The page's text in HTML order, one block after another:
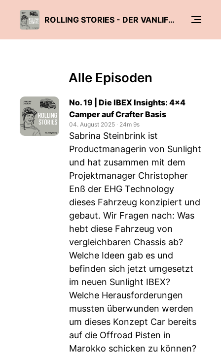
ROLLING STORIES - DER VANLIFE PODCAST VON SUNLIGHT
Alle Episoden
No. 19 | Die IBEX Insights: 4x4
Camper auf Crafter Basis
04. August 2025 ‧ 24m 9s
Sabrina Steinbrink ist
Productmanagerin von Sunlight
und hat zusammen mit dem
Projektmanager Christopher
Enß der EHG Technology
dieses Fahrzeug konzipiert und
gebaut. Wir Fragen nach: Was
hebt diese Fahrzeug von
vergleichbaren Chassis ab?
Welche Ideen gab es und
befinden sich jetzt umgesetzt
im neuen Sunlight IBEX?
Welche Herausforderungen
mussten überwunden werden
um dieses Konzept Car bereits
auf die Offroad Pisten in
Marokko schicken zu können?